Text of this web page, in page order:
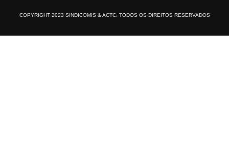
COPYRIGHT 2023 SINDICOMIS & ACTC. TODOS OS DIREITOS RESERVADOS